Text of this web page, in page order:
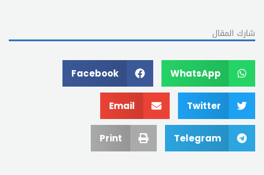
شارك المقال
WhatsApp
Facebook
Twitter
Email
Telegram
Print